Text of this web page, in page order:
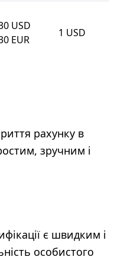
USD
EUR
1 USD
рахунку в
зручним і
є швидким і
особистого